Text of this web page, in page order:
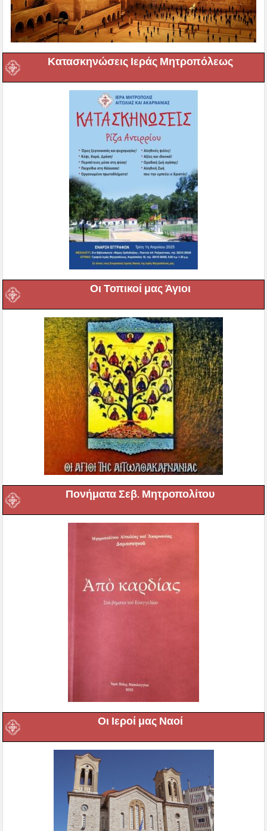
Κατασκηνώσεις Ιεράς Μητροπόλεως
Οι Τοπικοί μας Άγιοι
Πονήματα Σεβ. Μητροπολίτου
Οι Ιεροί μας Ναοί